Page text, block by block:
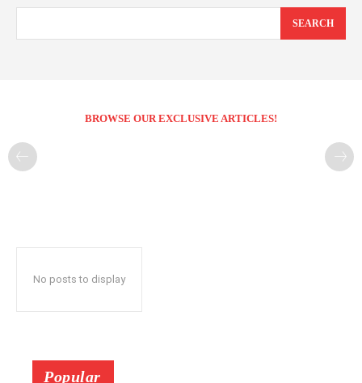
SEARCH
BROWSE OUR EXCLUSIVE ARTICLES!
No posts to display
Popular